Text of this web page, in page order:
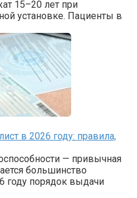
15–20 лет при
установке. Пациенты в
в 2026 году: правила,
— привычная
большинство
году порядок выдачи